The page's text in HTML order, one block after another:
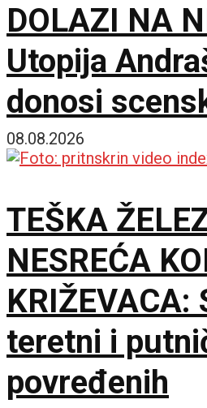
DOLAZI NA
Utopija
donosi
šok za bolji
08.08.2026
TEŠKA
NESREĆA
KRIŽEVACA:
teretni i
povređenih